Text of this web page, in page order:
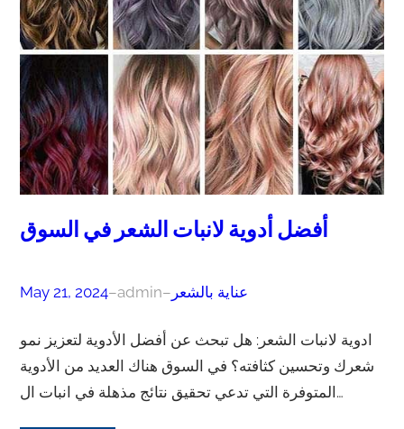
أفضل أدوية لانبات الشعر في السوق
May 21, 2024–admin– عناية بالشعر
ادوية لانبات الشعر: هل تبحث عن أفضل الأدوية لتعزيز نمو
شعرك وتحسين كثافته؟ في السوق هناك العديد من الأدوية
المتوفرة التي تدعي تحقيق نتائج مذهلة في انبات ال…